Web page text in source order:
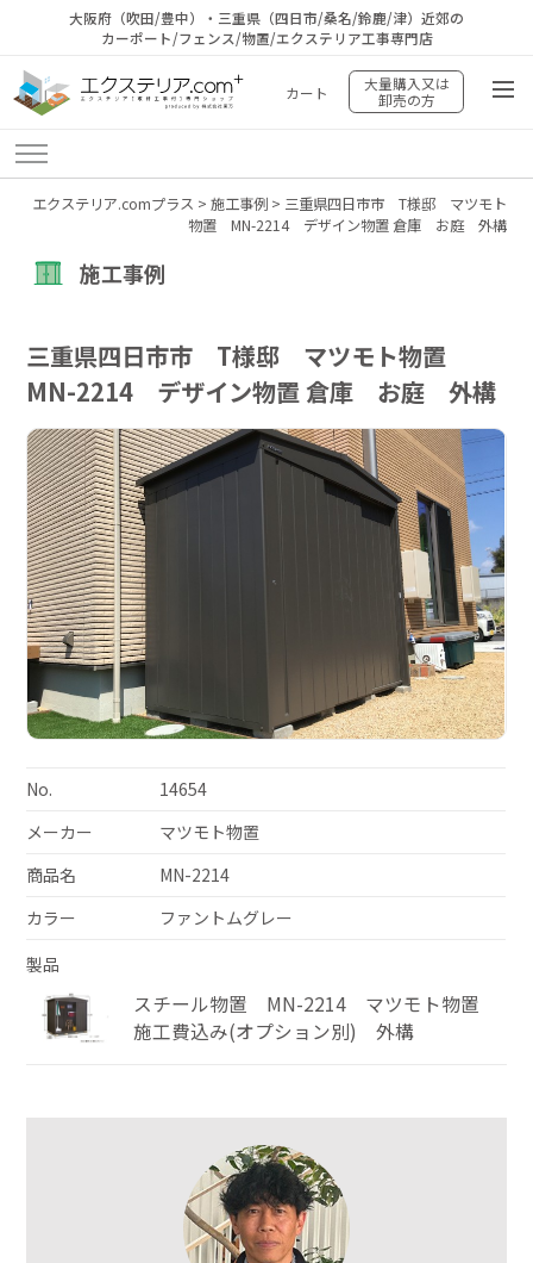
大阪府（吹田/豊中）・三重県（四日市/桑名/鈴鹿/津）近郊の
カーポート/フェンス/物置/エクステリア工事専門店
カート
大量購入又は
卸売の方
エクステリア.comプラス > 施工事例> 三重県四日市市 T様邸 マツモト
物置 MN-2214 デザイン物置 倉庫 お庭 外構
施工事例
三重県四日市市 T様邸 マツモト物置
MN-2214 デザイン物置 倉庫 お庭 外構
No.
14654
メーカー
マツモト物置
商品名
MN-2214
カラー
ファントムグレー
製品
スチール物置 MN-2214 マツモト物置
施工費込み(オプション別) 外構